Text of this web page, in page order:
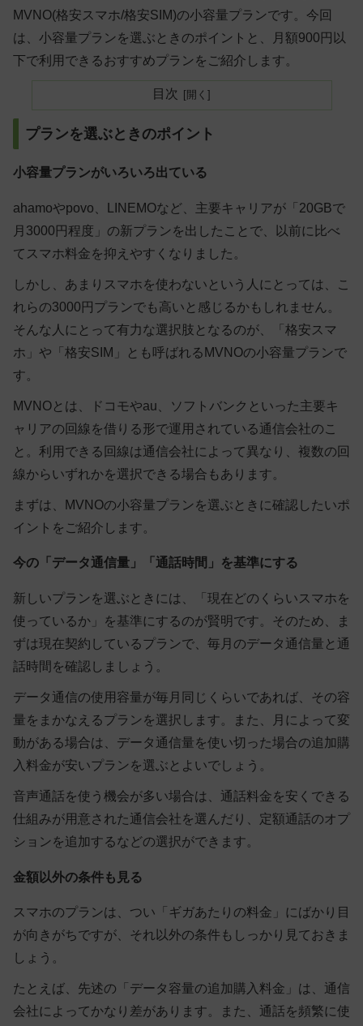
MVNO(格安スマホ/格安SIM)の小容量プランです。今回
は、小容量プランを選ぶときのポイントと、月額900円以
下で利用できるおすすめプランをご紹介します。
目次
プランを選ぶときのポイント
小容量プランがいろいろ出ている
ahamoやpovo、LINEMOなど、主要キャリアが「20GBで
月3000円程度」の新プランを出したことで、以前に比べ
てスマホ料金を抑えやすくなりました。
しかし、あまりスマホを使わないという人にとっては、こ
れらの3000円プランでも高いと感じるかもしれません。
そんな人にとって有力な選択肢となるのが、「格安スマ
ホ」や「格安SIM」とも呼ばれるMVNOの小容量プランで
す。
MVNOとは、ドコモやau、ソフトバンクといった主要キ
ャリアの回線を借りる形で運用されている通信会社のこ
と。利用できる回線は通信会社によって異なり、複数の回
線からいずれかを選択できる場合もあります。
まずは、MVNOの小容量プランを選ぶときに確認したいポ
イントをご紹介します。
今の「データ通信量」「通話時間」を基準にする
新しいプランを選ぶときには、「現在どのくらいスマホを
使っているか」を基準にするのが賢明です。そのため、ま
ずは現在契約しているプランで、毎月のデータ通信量と通
話時間を確認しましょう。
データ通信の使用容量が毎月同じくらいであれば、その容
量をまかなえるプランを選択します。また、月によって変
動がある場合は、データ通信量を使い切った場合の追加購
入料金が安いプランを選ぶとよいでしょう。
音声通話を使う機会が多い場合は、通話料金を安くできる
仕組みが用意された通信会社を選んだり、定額通話のオプ
ションを追加するなどの選択ができます。
金額以外の条件も見る
スマホのプランは、つい「ギガあたりの料金」にばかり目
が向きがちですが、それ以外の条件もしっかり見ておきま
しょう。
たとえば、先述の「データ容量の追加購入料金」は、通信
会社によってかなり差があります。また、通話を頻繁に使